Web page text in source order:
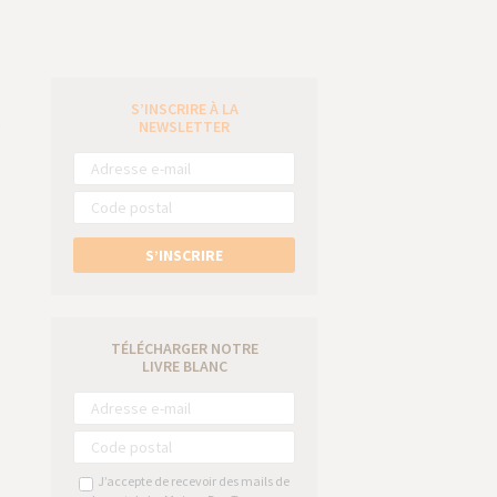
S’INSCRIRE À LA
NEWSLETTER
S’INSCRIRE
TÉLÉCHARGER NOTRE
LIVRE BLANC
J’accepte de recevoir des mails de